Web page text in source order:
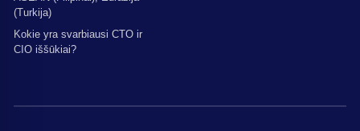
(Turkija)
Kokie yra svarbiausi CTO ir
CIO iššūkiai?